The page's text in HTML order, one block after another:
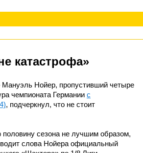
катастрофа»
Мануэль Нойер, пропустивший четыре
чемпионата Германии с
, подчеркнул, что не стоит
сезона не лучшим образом,
слова Нойера официальный